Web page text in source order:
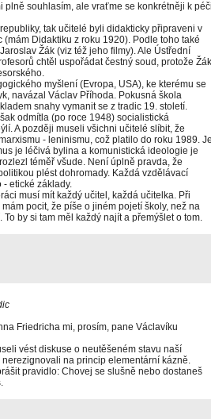
plně souhlasím, ale vraťme se konkrétněji k
tak učitelé byli didakticky připraveni v
Didaktiku z roku 1920). Podle toho také
Žák (viz též jeho filmy). Ale Ústřední
chtěl uspořádat čestný soud, protože Žák
myšlení (Evropa, USA), ke kterému se
navázal Václav Příhoda. Pokusná škola
snahy vymanit se z tradic 19. století.
odmítla (po roce 1948) socialistická
A později museli všichni učitelé slíbit, že
- leninismu, což platilo do roku 1989.
je léčivá bylina a komunistická ideologie je
téměř všude. Není úplně pravda, že
plést dohromady. Každá vzdělávací
- etické základy.
musí mít každý učitel, každá učitelka. Při
pocit, že píše o jiném pojetí školy, než na
by si tam měl každý najít a přemýšlet o tom.
Friedricha mi, prosím, pane Václavíku
vést diskuse o neutěšeném stavu naší
na princip elementární kázně.
pravidlo: Chovej se slušně nebo dostaneš